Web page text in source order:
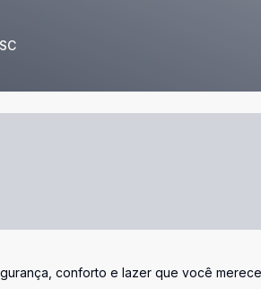
conforto e lazer que você